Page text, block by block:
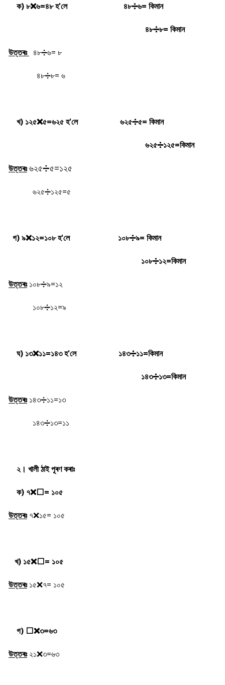
ক) ৮❌৬=৪৮ হ'লে ৪৮➗৬= কিমান
৪৮➗৮= কিমান
উত্তৰঃ ৪৮➗৬= ৮
৪৮➗৮= ৬
খ) ১২৫❌৫=৬২৫ হ'লে ৬২৫➗৫= কিমান
৬২৫➗১২৫=কিমান
উত্তৰঃ৬২৫➗৫=১২৫
৬২৫➗১২৫=৫
গ) ৯❌১২=১০৮ হ'লে ১০৮➗৯= কিমান
১০৮➗১২=কিমান
উত্তৰঃ ১০৮➗৯=১২
১০৮➗১২=৯
ঘ) ১৩❌১১=১৪৩ হ'লে ১৪৩➗১১=কিমান
১৪৩➗১৩=কিমান
উত্তৰঃ ১৪৩➗১১=১৩
১৪৩➗১৩=১১
২। খালী ঠাই পূৰণ কৰাঃ
ক) ৭❌⬜= ১০৫
উত্তৰঃ ৭❌১৫= ১০৫
খ) ১৫❌⬜= ১০৫
উত্তৰঃ ১৫❌৭= ১০৫
গ) ⬜❌৩=৬৩
উত্তৰঃ২১❌৩=৬৩